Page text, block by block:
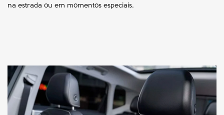
na estrada ou em momentos especiais.